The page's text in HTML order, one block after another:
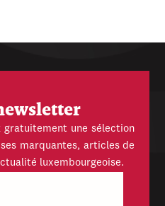
gratuitement une sélection
marquantes, articles de
luxembourgeoise.